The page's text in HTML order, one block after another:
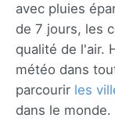
avec pluies
de 7 jours, les
qualité de l'air.
météo dans
parcourir les
dans le monde.